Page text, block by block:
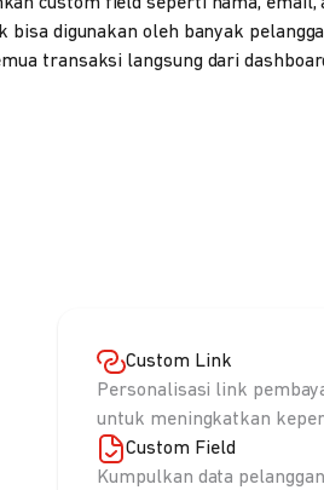
bisa digunakan oleh banyak
transaksi langsung dari
Custom Link
Personalisasi link
untuk meningkatkan
Custom Field
Kumpulkan data